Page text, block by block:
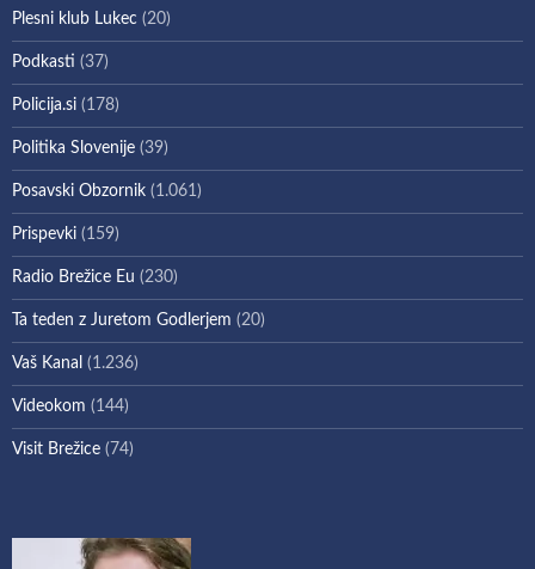
Plesni klub Lukec (20)
Podkasti (37)
Policija.si (178)
Politika Slovenije (39)
Posavski Obzornik (1.061)
Prispevki (159)
Radio Brežice Eu (230)
Ta teden z Juretom Godlerjem (20)
Vaš Kanal (1.236)
Videokom (144)
Visit Brežice (74)